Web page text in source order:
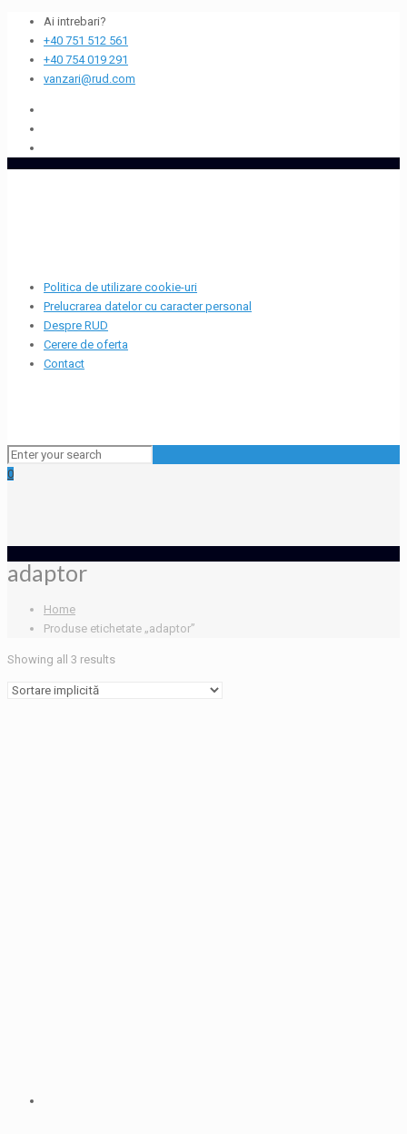
Ai intrebari?
+40 751 512 561
+40 754 019 291
vanzari@rud.com
Politica de utilizare cookie-uri
Prelucrarea datelor cu caracter personal
Despre RUD
Cerere de oferta
Contact
0
adaptor
Home
Produse etichetate „adaptor”
Showing all 3 results